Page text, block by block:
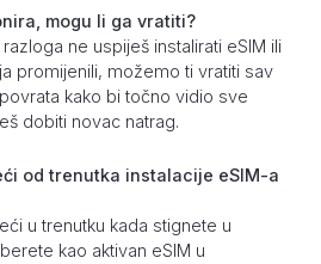
mogu li ga vratiti?
ne uspiješ instalirati eSIM ili
promijenili, možemo ti vratiti sav
kako bi točno vidio sve
dobiti novac natrag.
od trenutka instalacije eSIM-a
u trenutku kada stignete u
kao aktivan eSIM u